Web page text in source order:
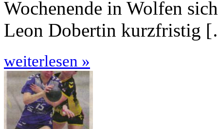
Wochenende in Wolfen
Leon Dobertin kurzfristig
weiterlesen »